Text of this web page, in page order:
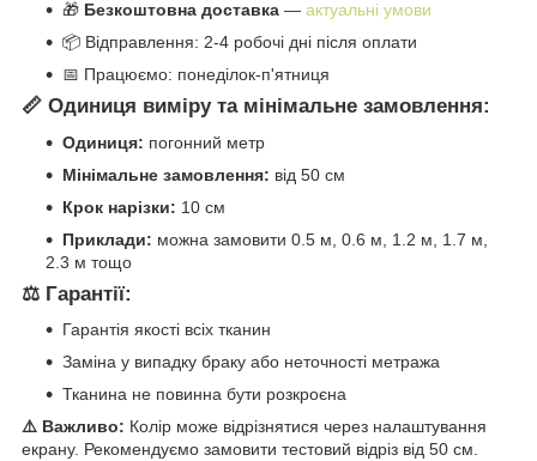
🎁 Безкоштовна доставка — актуальні умови
📦 Відправлення: 2-4 робочі дні після оплати
📅 Працюємо: понеділок-п'ятниця
📏 Одиниця виміру та мінімальне замовлення:
Одиниця: погонний метр
Мінімальне замовлення: від 50 см
Крок нарізки: 10 см
Приклади: можна замовити 0.5 м, 0.6 м, 1.2 м, 1.7 м,
2.3 м тощо
⚖️ Гарантії:
Гарантія якості всіх тканин
Заміна у випадку браку або неточності метража
Тканина не повинна бути розкроєна
⚠️ Важливо: Колір може відрізнятися через налаштування
екрану. Рекомендуємо замовити тестовий відріз від 50 см.